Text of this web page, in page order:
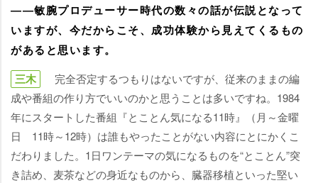
――敏腕プロデューサー時代の数々の話が伝説となって
いますが、今だからこそ、成功体験から見えてくるもの
があると思います。
三木
完全否定するつもりはないですが、従来のままの編
成や番組の作り方でいいのかと思うことは多いですね。1984
年にスタートした番組『とことん気になる11時』（月～金曜
日 11時～12時）は誰もやったことがない内容にとにかくこ
だわりました。1日ワンテーマの気になるものを“とことん”突
き詰め、麦茶などの身近なものから、臓器移植といった堅い